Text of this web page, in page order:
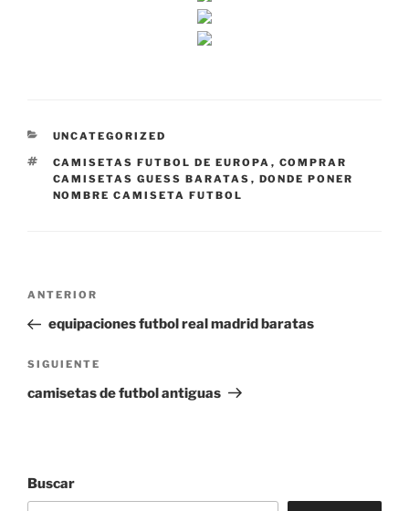
CATEGORÍAS
UNCATEGORIZED
ETIQUETAS
CAMISETAS FUTBOL DE EUROPA , COMPRAR
CAMISETAS GUESS BARATAS , DONDE PONER
NOMBRE CAMISETA FUTBOL
Navegación
entradas
Entrada
anterior:
ANTERIOR
equipaciones futbol real madrid baratas
Siguiente
entrada
SIGUIENTE
camisetas de futbol antiguas
Buscar